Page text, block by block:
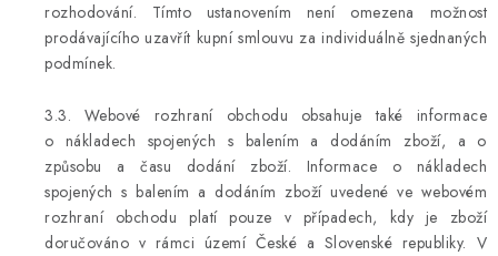
rozhodování. Tímto ustanovením není omezena možnost
prodávajícího uzavřít kupní smlouvu za individuálně sjednaných
podmínek.
3.3. Webové rozhraní obchodu obsahuje také informace
o nákladech spojených s balením a dodáním zboží, a o
způsobu a času dodání zboží. Informace o nákladech
spojených s balením a dodáním zboží uvedené ve webovém
rozhraní obchodu platí pouze v případech, kdy je zboží
doručováno v rámci území České a Slovenské republiky. V